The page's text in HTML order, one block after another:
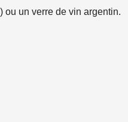
ou un verre de vin argentin.